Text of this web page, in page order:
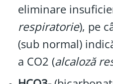
eliminare
respiratorie), pe
(sub normal)
a CO2 (alcaloză